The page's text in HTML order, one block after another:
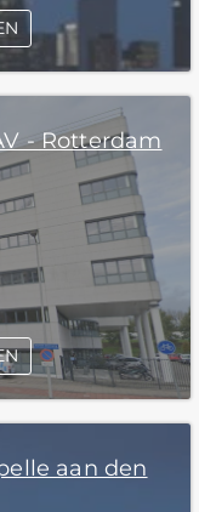
- Rotterdam
aan den